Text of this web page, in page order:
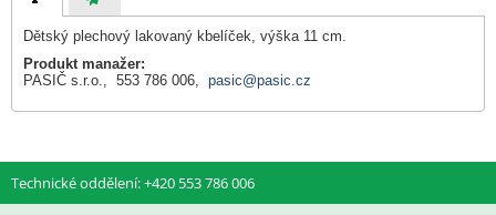
Dětský plechový lakovaný kbelíček, výška 11 cm.
Produkt manažer:
PASIČ s.r.o., 553 786 006, pasic@pasic.cz
Technické oddělení: +420 553 786 006